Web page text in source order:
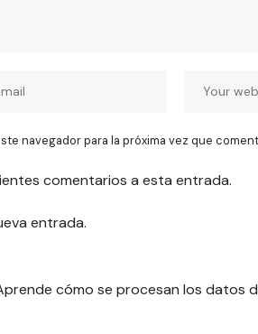
navegador para la próxima vez que
comentarios a esta entrada.
entrada.
cómo se procesan los datos